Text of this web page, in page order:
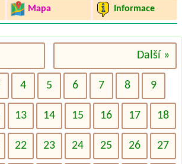
Mapa Informace
Další »
4 5 6 7 8 9
13 14 15 16 17 18
22 23 24 25 26 27